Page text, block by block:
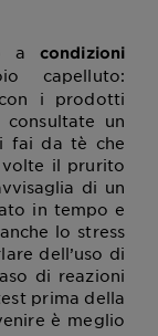
a condizioni
capelluto:
i prodotti
un
fai da tè che
il prurito
di un
in tempo e
lo stress
dell’uso di
di reazioni
prima della
è meglio